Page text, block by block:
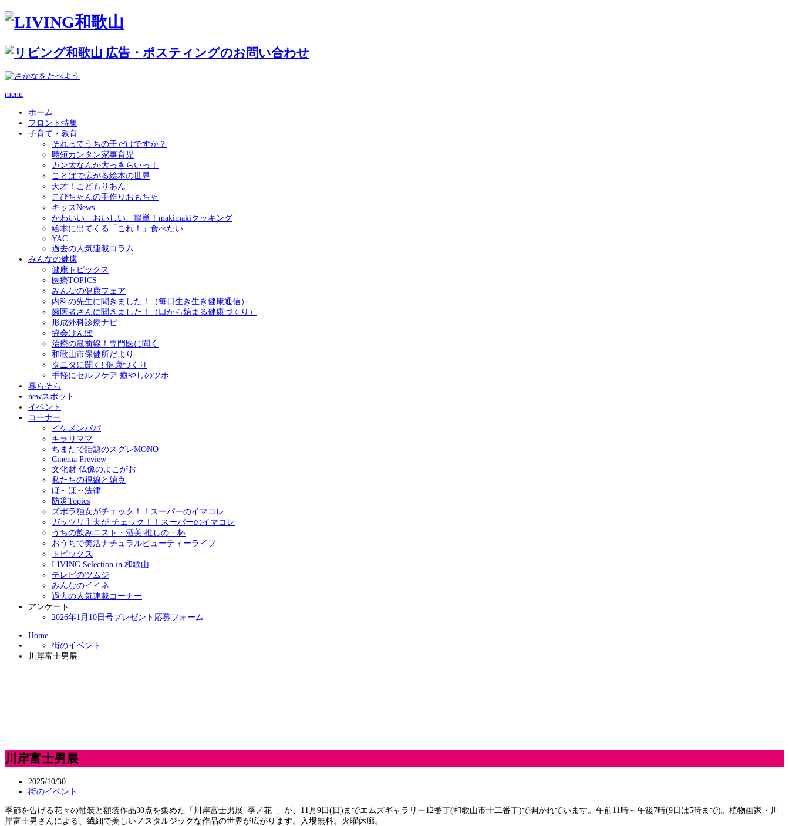
menu
ホーム
フロント特集
子育て・教育
それってうちの子だけですか？
時短カンタン家事育児
カン太なんか大っきらいっ！
ことばで広がる絵本の世界
天才！こどもりあん
こぴちゃんの手作りおもちゃ
キッズNews
かわいい、おいしい、簡単！makimakiクッキング
絵本に出てくる「これ！」食べたい
YAC
過去の人気連載コラム
みんなの健康
健康トピックス
医療TOPICS
みんなの健康フェア
内科の先生に聞きました！（毎日生き生き健康通信）
歯医者さんに聞きました！（口から始まる健康づくり）
形成外科診療ナビ
協会けんぽ
治療の最前線！専門医に聞く
和歌山市保健所だより
タニタに聞く! 健康づくり
手軽にセルフケア 癒やしのツボ
暮らそら
newスポット
イベント
コーナー
イケメンパパ
キラリママ
ちまたで話題のスグレMONO
Cinema Preview
文化財 仏像のよこがお
私たちの視線と始点
ほ～ほ～法律
防災Topics
ズボラ独女がチェック！！スーパーのイマコレ
ガッツリ主夫が チェック！！スーパーのイマコレ
うちの飲みニスト・酒美 推しの一杯
おうちで美活ナチュラルビューティーライフ
トピックス
LIVING Selection in 和歌山
テレビのツムジ
みんなのイイネ
過去の人気連載コーナー
アンケート
2026年1月10日号プレゼント応募フォーム
Home
街のイベント
川岸富士男展
川岸富士男展
2025/10/30
街のイベント
季節を告げる花々の軸装と額装作品30点を集めた「川岸富士男展–季ノ花–」が、11月9日(日)までエムズギャラリー12番丁(和歌山市十二番丁)で開かれています。午前11時～午後7時(9日は5時まで)。植物画家・川
岸富士男さんによる、繊細で美しいノスタルジックな作品の世界が広がります。入場無料。火曜休廊。